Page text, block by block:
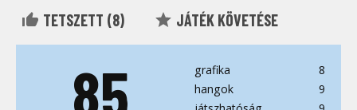
TETSZETT (8) JÁTÉK KÖVETÉSE
85 grafika
8
hangok
9